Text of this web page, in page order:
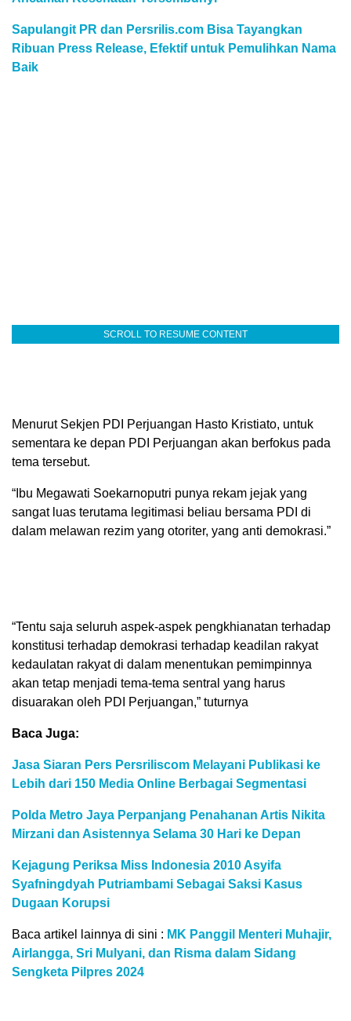
Sapulangit PR dan Persrilis.com Bisa Tayangkan
Ribuan Press Release, Efektif untuk Pemulihkan Nama
Baik
SCROLL TO RESUME CONTENT
Menurut Sekjen PDI Perjuangan Hasto Kristiato, untuk
sementara ke depan PDI Perjuangan akan berfokus pada
tema tersebut.
“Ibu Megawati Soekarnoputri punya rekam jejak yang
sangat luas terutama legitimasi beliau bersama PDI di
dalam melawan rezim yang otoriter, yang anti demokrasi.”
“Tentu saja seluruh aspek-aspek pengkhianatan terhadap
konstitusi terhadap demokrasi terhadap keadilan rakyat
kedaulatan rakyat di dalam menentukan pemimpinnya
akan tetap menjadi tema-tema sentral yang harus
disuarakan oleh PDI Perjuangan,” tuturnya
Baca Juga:
Jasa Siaran Pers Persriliscom Melayani Publikasi ke
Lebih dari 150 Media Online Berbagai Segmentasi
Polda Metro Jaya Perpanjang Penahanan Artis Nikita
Mirzani dan Asistennya Selama 30 Hari ke Depan
Kejagung Periksa Miss Indonesia 2010 Asyifa
Syafningdyah Putriambami Sebagai Saksi Kasus
Dugaan Korupsi
Baca artikel lainnya di sini : MK Panggil Menteri Muhajir,
Airlangga, Sri Mulyani, dan Risma dalam Sidang
Sengketa Pilpres 2024